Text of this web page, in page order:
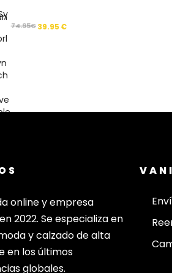
74.95€ 39.95 €
online y empresa
2022. Se especializa en
y calzado de alta
en los últimos
globales.